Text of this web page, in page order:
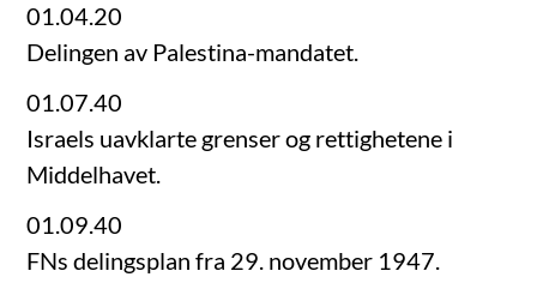
01.04.20
Delingen av Palestina-mandatet.
01.07.40
Israels uavklarte grenser og rettighetene i
Middelhavet.
01.09.40
FNs delingsplan fra 29. november 1947.